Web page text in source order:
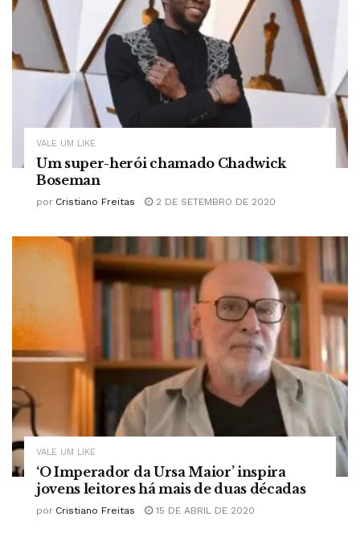
VALE UM LIKE
Um super-herói chamado Chadwick
Boseman
por Cristiano Freitas 2 DE SETEMBRO DE 2020
VALE UM LIKE
‘O Imperador da Ursa Maior’ inspira
jovens leitores há mais de duas décadas
por Cristiano Freitas 15 DE ABRIL DE 2020